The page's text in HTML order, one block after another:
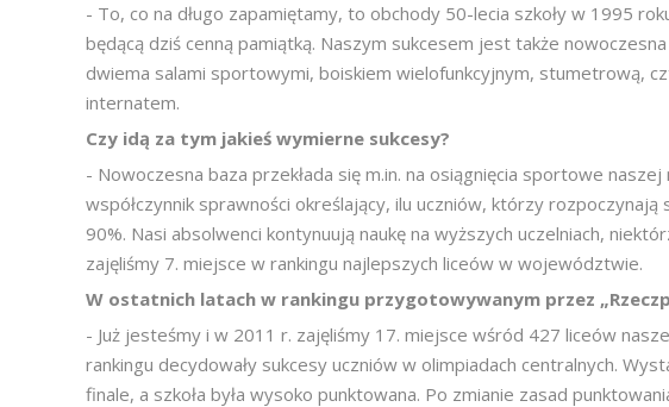
- To, co na długo zapamiętamy, to obchody 50-lecia szkoły w 1995
będącą dziś cenną pamiątką. Naszym sukcesem jest także
dwiema salami sportowymi, boiskiem wielofunkcyjnym, stumetrową,
internatem.
Czy idą za tym jakieś wymierne sukcesy?
- Nowoczesna baza przekłada się m.in. na osiągnięcia sportowe
współczynnik sprawności określający, ilu uczniów, którzy rozpoczynają
90%. Nasi absolwenci kontynuują naukę na wyższych uczelniach,
zajęliśmy 7. miejsce w rankingu najlepszych liceów w województwie.
W ostatnich latach w rankingu przygotowywanym przez
- Już jesteśmy i w 2011 r. zajęliśmy 17. miejsce wśród 427 liceów
rankingu decydowały sukcesy uczniów w olimpiadach centralnych.
finale, a szkoła była wysoko punktowana. Po zmianie zasad